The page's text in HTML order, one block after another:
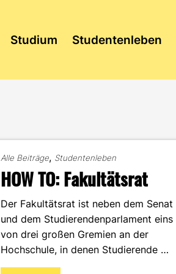
Studium Studentenleben
Alle Beiträge, Studentenleben
HOW TO: Fakultätsrat
Der Fakultätsrat ist neben dem Senat
und dem Studierendenparlament eins
von drei großen Gremien an der
Hochschule, in denen Studierende …